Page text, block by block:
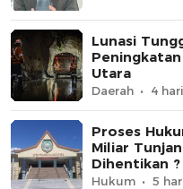
Lunasi
Utara
Daerah 4
Proses
Miliar
Dihentikan ?
Hukum 5